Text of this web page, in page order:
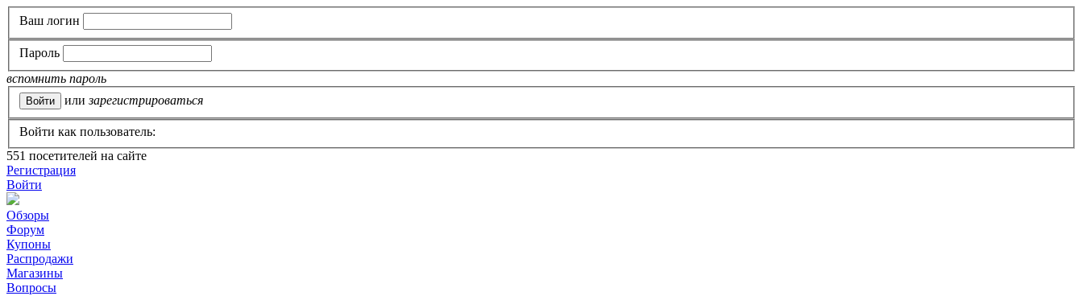
Ваш логин
Пароль
вспомнить пароль
или зарегистрироваться
Войти как пользователь:
551 посетителей на сайте
Регистрация
Войти
Обзоры
Форум
Купоны
Распродажи
Магазины
Вопросы